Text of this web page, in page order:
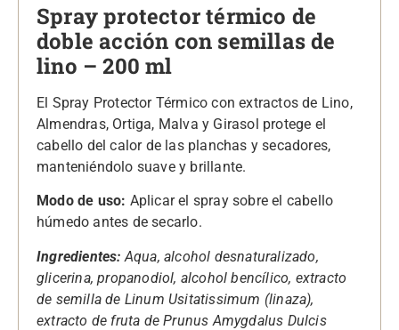
Spray protector térmico de
doble acción con semillas de
lino – 200 ml
El Spray Protector Térmico con extractos de Lino,
Almendras, Ortiga, Malva y Girasol protege el
cabello del calor de las planchas y secadores,
manteniéndolo suave y brillante.
Modo de uso: Aplicar el spray sobre el cabello
húmedo antes de secarlo.
Ingredientes: Aqua, alcohol desnaturalizado,
glicerina, propanodiol, alcohol bencílico, extracto
de semilla de Linum Usitatissimum (linaza),
extracto de fruta de Prunus Amygdalus Dulcis